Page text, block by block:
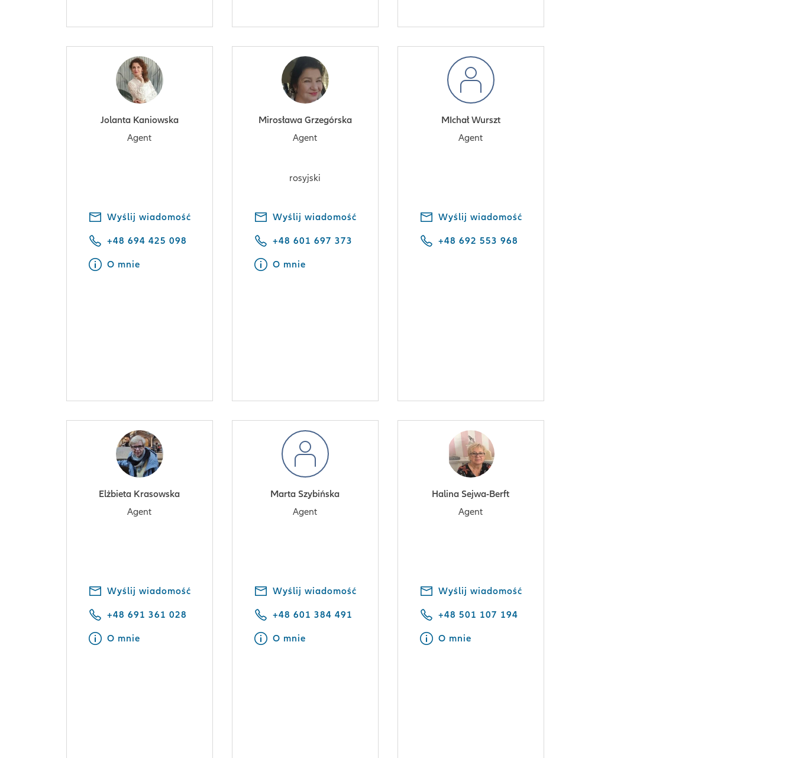
Jolanta Kaniowska
Agent
Wyślij wiadomość
+48 694 425 098
O mnie
Mirosława Grzegórska
Agent
rosyjski
Wyślij wiadomość
+48 601 697 373
O mnie
MIchał Wurszt
Agent
Wyślij wiadomość
+48 692 553 968
Elżbieta Krasowska
Agent
Wyślij wiadomość
+48 691 361 028
O mnie
Marta Szybińska
Agent
Wyślij wiadomość
+48 601 384 491
O mnie
Halina Sejwa-Berft
Agent
Wyślij wiadomość
+48 501 107 194
O mnie